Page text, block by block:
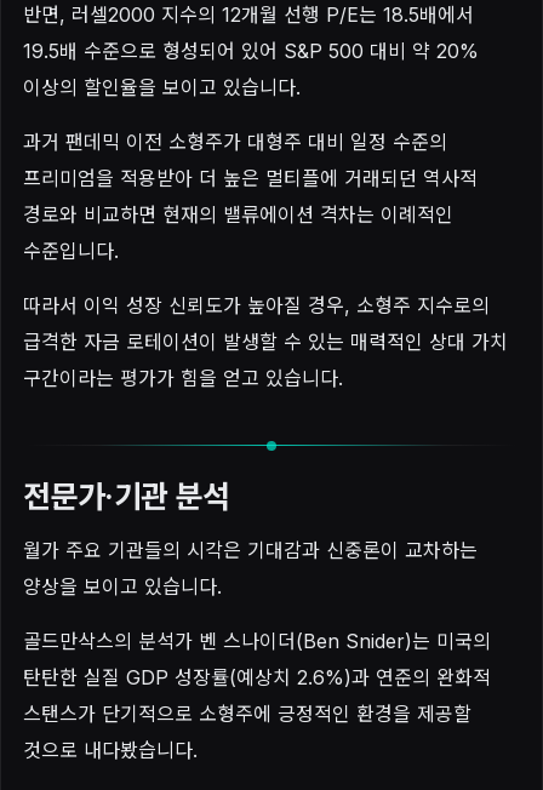
반면, 러셀2000 지수의 12개월 선행 P/E는 18.5배에서
19.5배 수준으로 형성되어 있어 S&P 500 대비 약 20%
이상의 할인율을 보이고 있습니다.
과거 팬데믹 이전 소형주가 대형주 대비 일정 수준의
프리미엄을 적용받아 더 높은 멀티플에 거래되던 역사적
경로와 비교하면 현재의 밸류에이션 격차는 이례적인
수준입니다.
따라서 이익 성장 신뢰도가 높아질 경우, 소형주 지수로의
급격한 자금 로테이션이 발생할 수 있는 매력적인 상대 가치
구간이라는 평가가 힘을 얻고 있습니다.
전문가·기관 분석
월가 주요 기관들의 시각은 기대감과 신중론이 교차하는
양상을 보이고 있습니다.
골드만삭스의 분석가 벤 스나이더(Ben Snider)는 미국의
탄탄한 실질 GDP 성장률(예상치 2.6%)과 연준의 완화적
스탠스가 단기적으로 소형주에 긍정적인 환경을 제공할
것으로 내다봤습니다.